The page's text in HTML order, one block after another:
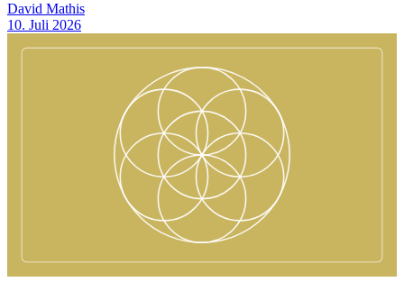
David Mathis
10. Juli 2026